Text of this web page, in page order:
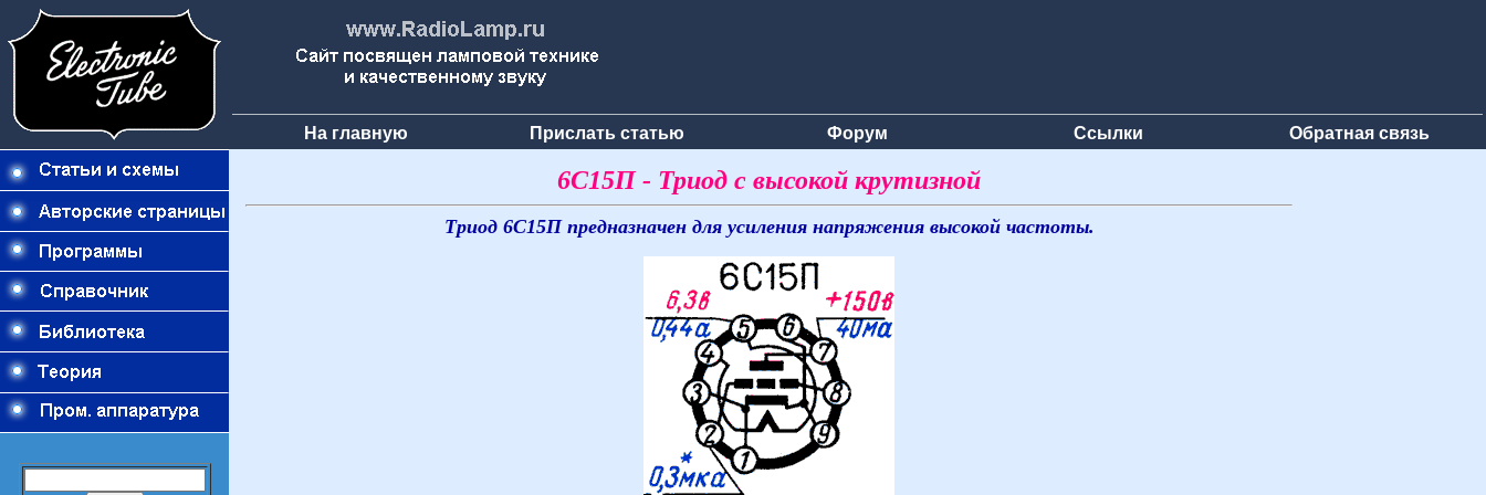
На главную Прислать статью Форум Ссылки Обратная связь
6С15П - Триод с высокой крутизной
Триод 6С15П предназначен для усиления напряжения высокой частоты.